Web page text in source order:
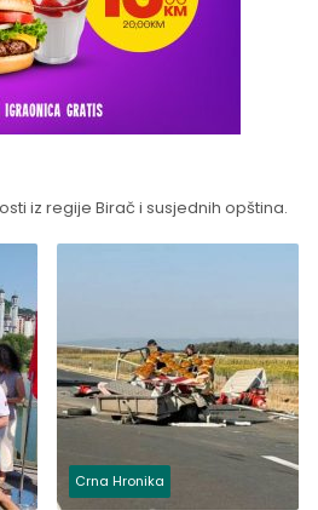
iz regije Birač i susjednih opština.
Crna Hronika